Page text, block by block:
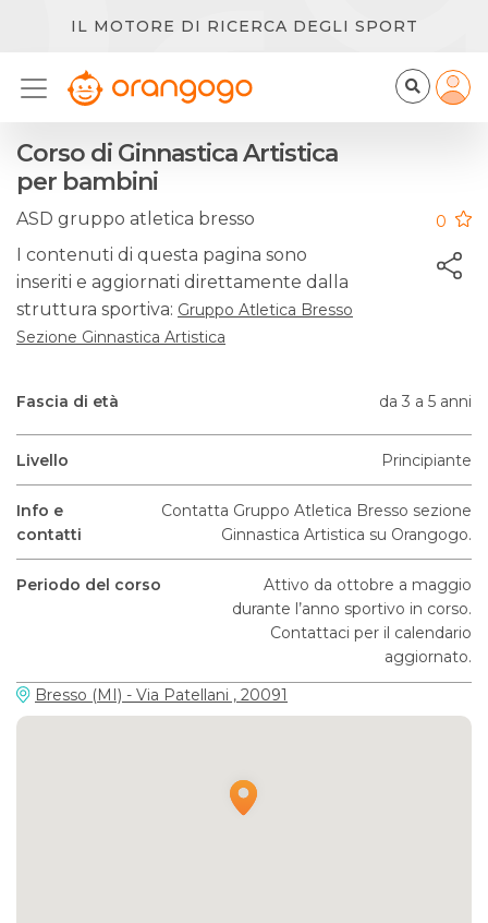
IL MOTORE DI RICERCA DEGLI SPORT
Corso di Ginnastica Artistica
per bambini
ASD gruppo atletica bresso
I contenuti di questa pagina sono
inseriti e aggiornati direttamente dalla
struttura sportiva: Gruppo Atletica Bresso
Sezione Ginnastica Artistica
0
Fascia di età da 3 a 5 anni
Livello Principiante
Info e
contatti
Contatta Gruppo Atletica Bresso sezione
Ginnastica Artistica su Orangogo.
Periodo del corso
Attivo da ottobre a maggio
durante l’anno sportivo in corso.
Contattaci per il calendario
aggiornato.
Bresso (MI) - Via Patellani , 20091